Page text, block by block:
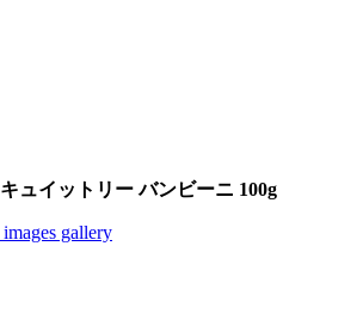
ュイットリー バンビーニ 100g
gallery